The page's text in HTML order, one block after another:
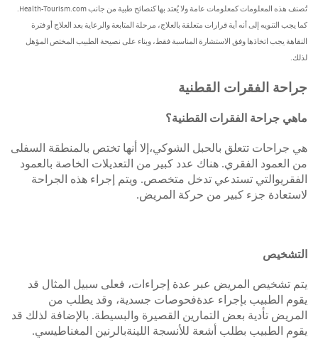
تُصنف هذه المعلومات كمعلومات عامة ولا يُعتد بها كنصائح طبية من جانب Health-Tourism.com.
كما يجب التنويه إلى أنه أية قرارات متعلقة بالعلاج، مرحلة المتابعة والرعاية بعد العلاج أو فترة
النقاهة يجب اتخاذها وفق الاستشارة المناسبة فقط، وبناء على نصيحة الطبيب المختص المؤهل
لذلك.
جراحة الفقرات القطنية
ماهي جراحة الفقرات القطنية؟
هي جراحات تتعلق بالحبل الشوكي،إلا أنها تختص بالمنطقة السفلى
من العمود الفقري. هناك عدد كبير من التعديلات الخاصة بالعمود
الفقريوالتي تستدعي تدخل متخصص. ويتم إجراء هذه الجراحة
لاستعادة جزء كبير من حركة المريض.
التشخيص
يتم تشخيص المريض عبر عدة إجراءات، فعلى سبيل المثال قد
يقوم الطبيب بإجراء عدةفحوصات جسدية، وقد يطلب من
المريض تأدية بعض التمارين القصيرة والبسيطة. بالإضافة لذلك قد
يقوم الطبيب بطلب أشعة للأنسجة اللينةبالرنين المغناطيسي.